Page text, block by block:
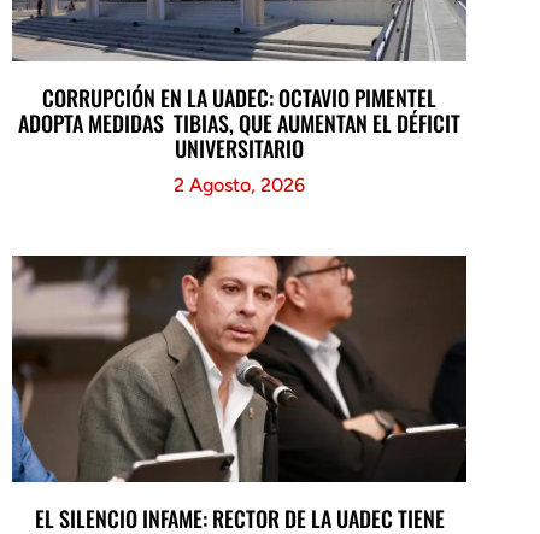
CORRUPCIÓN EN LA UADEC: OCTAVIO PIMENTEL
ADOPTA MEDIDAS TIBIAS, QUE AUMENTAN EL DÉFICIT
UNIVERSITARIO
2 Agosto, 2026
EL SILENCIO INFAME: RECTOR DE LA UADEC TIENE